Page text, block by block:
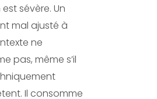
sévère. Un
mal ajusté à
ne
pas, même s’il
Il consomme